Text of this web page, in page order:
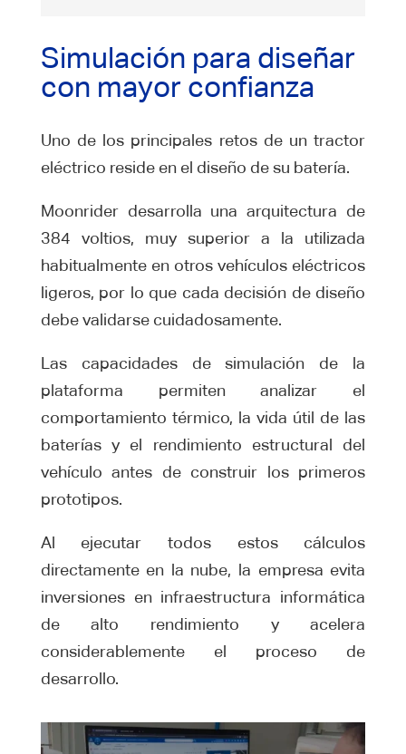
Simulación para diseñar
con mayor confianza
Uno de los principales retos de un tractor
eléctrico reside en el diseño de su batería.
Moonrider desarrolla una arquitectura de
384 voltios, muy superior a la utilizada
habitualmente en otros vehículos eléctricos
ligeros, por lo que cada decisión de diseño
debe validarse cuidadosamente.
Las capacidades de simulación de la
plataforma permiten analizar el
comportamiento térmico, la vida útil de las
baterías y el rendimiento estructural del
vehículo antes de construir los primeros
prototipos.
Al ejecutar todos estos cálculos
directamente en la nube, la empresa evita
inversiones en infraestructura informática
de alto rendimiento y acelera
considerablemente el proceso de
desarrollo.